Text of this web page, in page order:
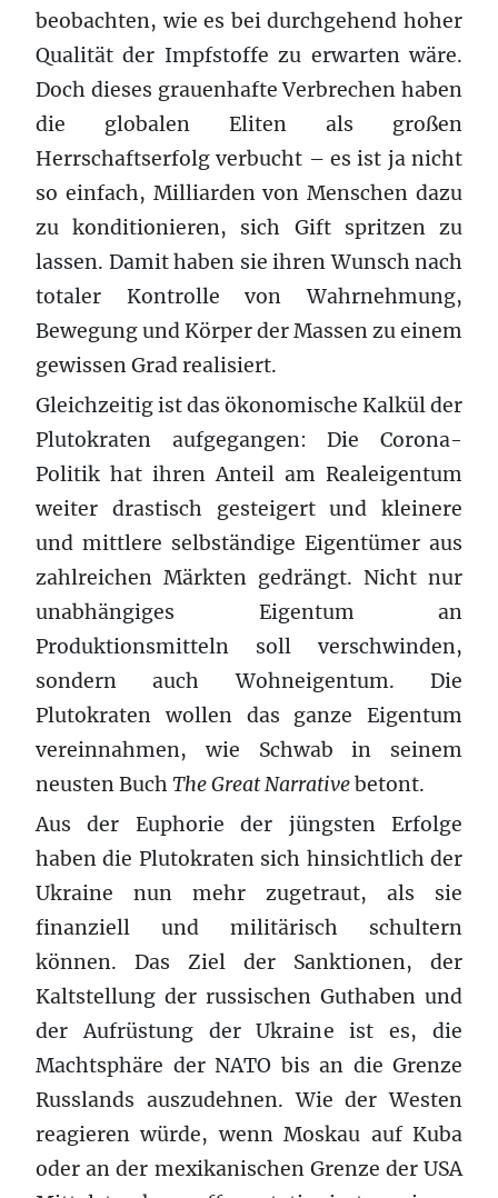
beobachten, wie es bei durchgehend hoher
Qualität der Impfstoffe zu erwarten wäre.
Doch dieses grauenhafte Verbrechen haben
die globalen Eliten als großen
Herrschaftserfolg verbucht – es ist ja nicht
so einfach, Milliarden von Menschen dazu
zu konditionieren, sich Gift spritzen zu
lassen. Damit haben sie ihren Wunsch nach
totaler Kontrolle von Wahrnehmung,
Bewegung und Körper der Massen zu einem
gewissen Grad realisiert.
Gleichzeitig ist das ökonomische Kalkül der
Plutokraten aufgegangen: Die Corona-
Politik hat ihren Anteil am Realeigentum
weiter drastisch gesteigert und kleinere
und mittlere selbständige Eigentümer aus
zahlreichen Märkten gedrängt. Nicht nur
unabhängiges Eigentum an
Produktionsmitteln soll verschwinden,
sondern auch Wohneigentum. Die
Plutokraten wollen das ganze Eigentum
vereinnahmen, wie Schwab in seinem
neusten Buch The Great Narrativebetont.
Aus der Euphorie der jüngsten Erfolge
haben die Plutokraten sich hinsichtlich der
Ukraine nun mehr zugetraut, als sie
finanziell und militärisch schultern
können. Das Ziel der Sanktionen, der
Kaltstellung der russischen Guthaben und
der Aufrüstung der Ukraine ist es, die
Machtsphäre der NATO bis an die Grenze
Russlands auszudehnen. Wie der Westen
reagieren würde, wenn Moskau auf Kuba
oder an der mexikanischen Grenze der USA